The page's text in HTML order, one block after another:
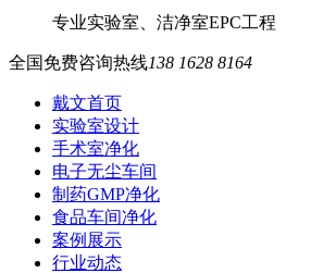
专业实验室 洁净室EPC工程
全国免费咨询热线138 1628 8164
戴文首页
实验室设计
手术室净化
电子无尘车间
制药GMP净化
食品车间净化
案例展示
行业动态